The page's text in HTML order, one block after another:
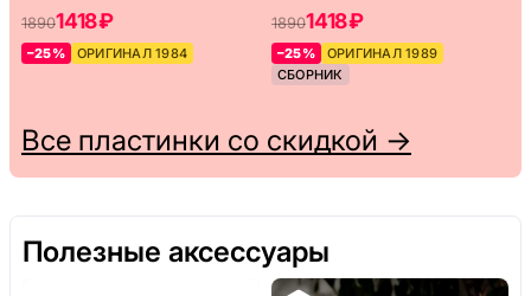
18901418 ₽
–25% ОРИГИНАЛ 1984
18901418 ₽
–25%
ОРИГИНАЛ 1989
СБОРНИК
Все пластинки со скидкой →
Полезные аксессуары